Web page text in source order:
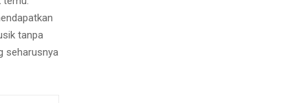
tanpa
seharusnya